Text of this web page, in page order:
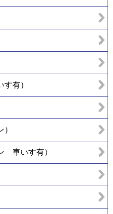
有）
車いす有）